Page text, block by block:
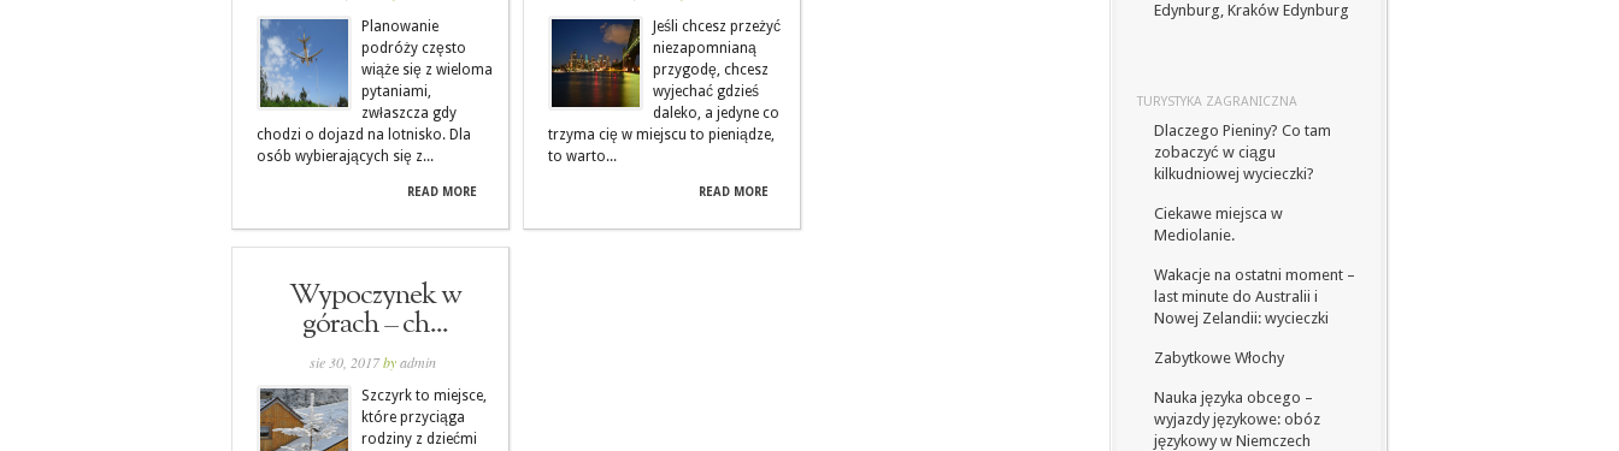
Planowanie
podróży często
wiąże się z wieloma
pytaniami,
zwłaszcza gdy
chodzi o dojazd na lotnisko. Dla
osób wybierających się z...
READ MORE
Jeśli chcesz przeżyć
niezapomnianą
przygodę, chcesz
wyjechać gdzieś
daleko, a jedyne co
trzyma cię w miejscu to pieniądze,
to warto...
READ MORE
Wypoczynek w
górach – ch...
sie 30, 2017by admin
Szczyrk to miejsce,
które przyciąga
rodziny z dziećmi
Edynburg, Kraków Edynburg
TURYSTYKA ZAGRANICZNA
Dlaczego Pieniny? Co tam
zobaczyć w ciągu
kilkudniowej wycieczki?
Ciekawe miejsca w
Mediolanie.
Wakacje na ostatni moment –
last minute do Australii i
Nowej Zelandii: wycieczki
Zabytkowe Włochy
Nauka języka obcego –
wyjazdy językowe: obóz
językowy w Niemczech